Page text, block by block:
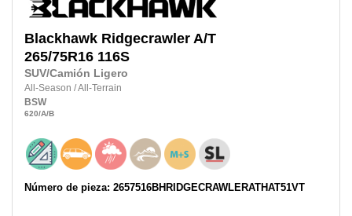
Blackhawk Ridgecrawler A/T
265/75R16 116S
SUV/Camión Ligero
All-Season /All-Terrain
BSW
620/A/B
Número de pieza: 2657516BHRIDGECRAWLERATHAT51VT